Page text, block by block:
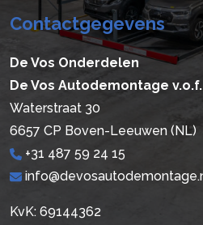
Contactgegevens
De Vos Onderdelen
De Vos Autodemontage v.o.f.
Waterstraat 30
6657 CP Boven-Leeuwen (NL)
+31 487 59 24 15
KvK: 69144362